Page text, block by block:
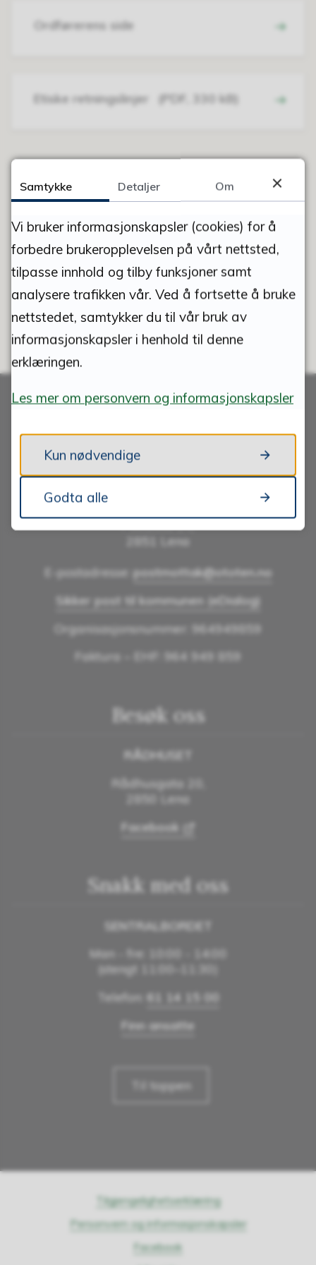
Ordførerens side
Etiske retningslinjer (PDF, 330 kB)
FANT DU DET DU LETTE ETTER?
JA NEI
Skriv til oss
ØSTRE TOTEN KOMMUNE
2851 Lena
E-postadresse: postmottak@ototen.no
Sikker post til kommunen (eDialog)
Organisasjonsnummer: 964949859
Faktura – EHF: 964 949 859
Besøk oss
RÅDHUSET
Rådhusgata 20,
2850 Lena
Facebook
Snakk med oss
SENTRALBORDET
Man - fre: 10:00 - 14:00
(stengt 11:00–11:30)
Telefon: 61 14 15 00
Finn ansatte
Til toppen
Tilgjengelighetserklæring
Personvern og informasjonskapsler
Facebook
Samtykke Detaljer Om
Vi bruker informasjonskapsler (cookies) for å
forbedre brukeropplevelsen på vårt nettsted,
tilpasse innhold og tilby funksjoner samt
analysere trafikken vår. Ved å fortsette å bruke
nettstedet, samtykker du til vår bruk av
informasjonskapsler i henhold til denne
erklæringen.
Les mer om personvern og informasjonskapsler
Kun nødvendige
Godta alle